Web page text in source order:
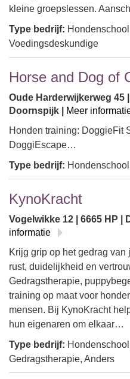
kleine groepslessen.
Type bedrijf:
Voedingsdeskundige
Horse and Dog of
Oude Harderwijkerweg 45 |
Doornspijk |
Meer
Honden training: DoggieFit
DoggiEscape…
Type bedrijf:
KynoKracht
Vogelwikke 12 | 6665 HP |
informatie
Krijg grip op het gedrag van
rust, duidelijkheid en
Gedragstherapie,
training op maat voor
mensen. Bij KynoKracht
hun eigenaren om elkaar…
Type bedrijf:
Gedragstherapie, Anders